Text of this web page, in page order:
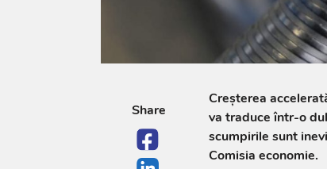
Share
Creșterea
va traduce într-o
scumpirile sunt
Comisia economie.